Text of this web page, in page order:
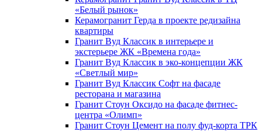
«Белый рынок»
Керамогранит Герда в проекте редизайна
квартиры
Гранит Вуд Классик в интерьере и
экстерьере ЖК «Времена года»
Гранит Вуд Классик в эко-концепции ЖК
«Светлый мир»
Гранит Вуд Классик Софт на фасаде
ресторана и магазина
Гранит Стоун Оксидо на фасаде фитнес-
центра «Олимп»
Гранит Стоун Цемент на полу фуд-корта ТРК